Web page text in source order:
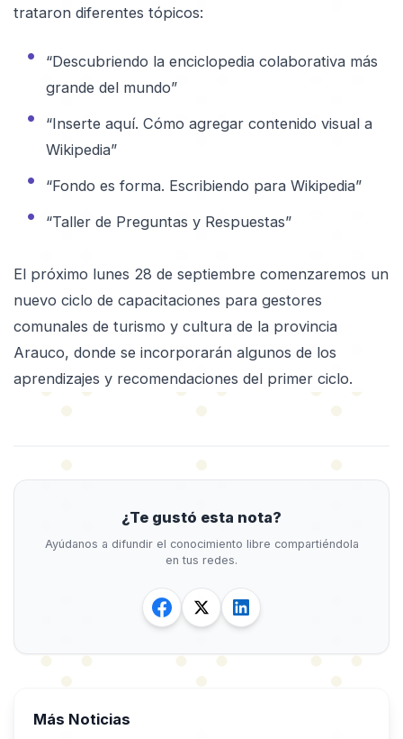
trataron diferentes tópicos:
“Descubriendo la enciclopedia colaborativa más
grande del mundo”
“Inserte aquí. Cómo agregar contenido visual a
Wikipedia”
“Fondo es forma. Escribiendo para Wikipedia”
“Taller de Preguntas y Respuestas”
El próximo lunes 28 de septiembre comenzaremos un
nuevo ciclo de capacitaciones para gestores
comunales de turismo y cultura de la provincia
Arauco, donde se incorporarán algunos de los
aprendizajes y recomendaciones del primer ciclo.
¿Te gustó esta nota?
Ayúdanos a difundir el conocimiento libre compartiéndola
en tus redes.
Más Noticias